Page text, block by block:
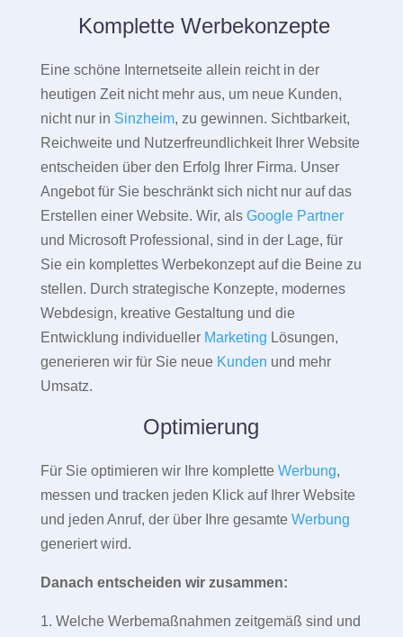
Komplette Werbekonzepte
Eine schöne Internetseite allein reicht in der
heutigen Zeit nicht mehr aus, um neue Kunden,
nicht nur in Sinzheim, zu gewinnen. Sichtbarkeit,
Reichweite und Nutzerfreundlichkeit Ihrer Website
entscheiden über den Erfolg Ihrer Firma. Unser
Angebot für Sie beschränkt sich nicht nur auf das
Erstellen einer Website. Wir, als Google Partner
und Microsoft Professional, sind in der Lage, für
Sie ein komplettes Werbekonzept auf die Beine zu
stellen. Durch strategische Konzepte, modernes
Webdesign, kreative Gestaltung und die
Entwicklung individueller Marketing Lösungen,
generieren wir für Sie neue Kunden und mehr
Umsatz.
Optimierung
Für Sie optimieren wir Ihre komplette Werbung,
messen und tracken jeden Klick auf Ihrer Website
und jeden Anruf, der über Ihre gesamte Werbung
generiert wird.
Danach entscheiden wir zusammen:
1. Welche Werbemaßnahmen zeitgemäß sind und